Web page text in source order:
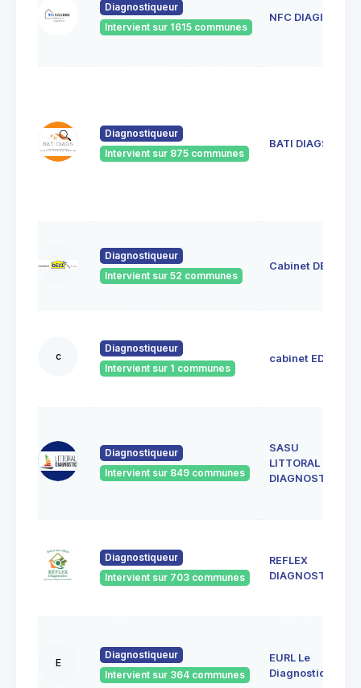
Diagnostiqueur
Intervient sur 1615 communes
NFC DIAGIMMO
Diagnostiqueur
Intervient sur 875 communes
BATI DIAGS
Diagnostiqueur
Intervient sur 52 communes
Cabinet DECI
c
Diagnostiqueur
Intervient sur 1 communes
cabinet EDIL
Diagnostiqueur
Intervient sur 849 communes
SASU
LITTORAL
DIAGNOSTIC
Diagnostiqueur
Intervient sur 703 communes
REFLEX
DIAGNOSTIC
E
Diagnostiqueur
Intervient sur 364 communes
EURL Le
Diagnostiqueur